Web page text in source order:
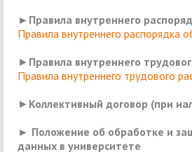
►Правила внутреннего
Правила внутреннего распорядка
► Правила внутреннего
Правила внутреннего трудового
► Коллективный договор (при
► Положение об обработке и
данных в университете